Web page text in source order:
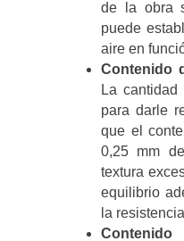
de la obra
puede
aire en
Contenido
La
para darle
que el
0,25 mm
textura
equilibrio
la
Contenido